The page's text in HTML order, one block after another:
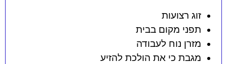
זוג רצועות
תפני מקום בבית
מזרן נוח לעבודה
מגבת כי את הולכת להזיע